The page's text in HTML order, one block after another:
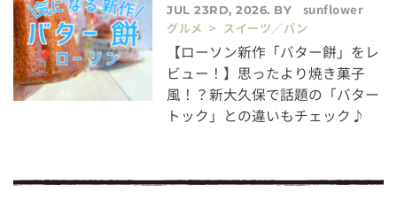
JUL 23RD, 2026. BY
sunflower
グルメ > スイーツ／パン
【ローソン新作「バター餅」をレ
ビュー！】思ったより焼き菓子
風！？新大久保で話題の「バター
トック」との違いもチェック♪